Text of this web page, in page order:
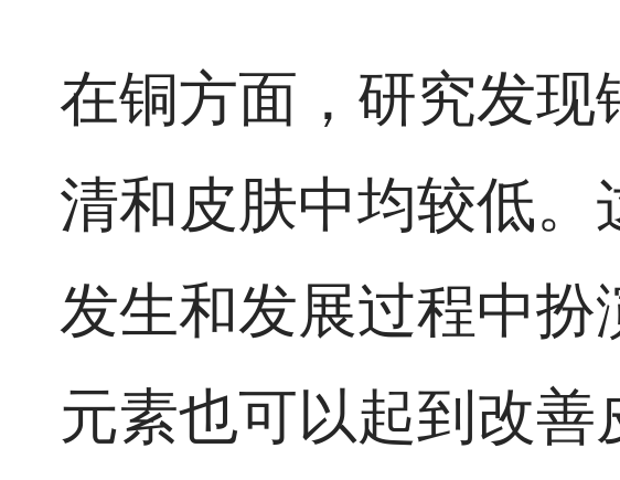
在铜方面，研究发
清和皮肤中均较低
发生和发展过程中
元素也可以起到改